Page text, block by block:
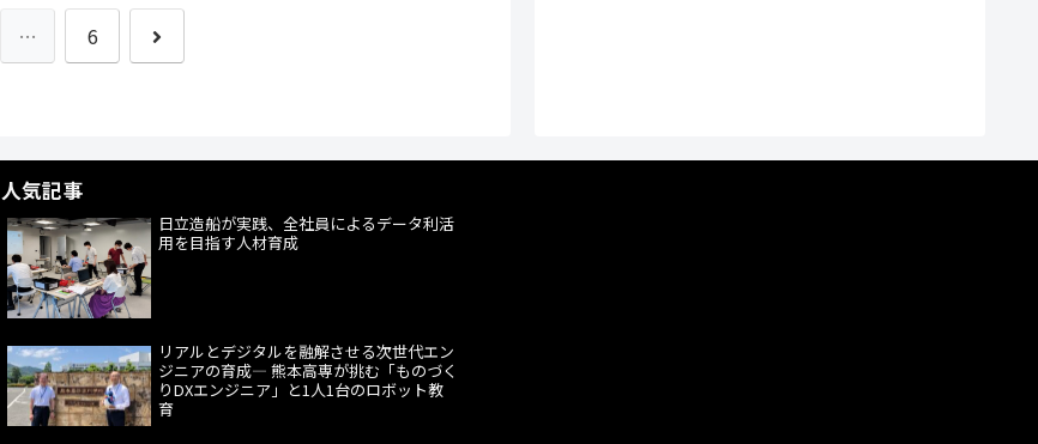
… 6
次
人気記事
日立造船が実践、全社員によるデータ利活
用を目指す人材育成
リアルとデジタルを融解させる次世代エン
ジニアの育成― 熊本高専が挑む「ものづく
りDXエンジニア」と1人1台のロボット教
育